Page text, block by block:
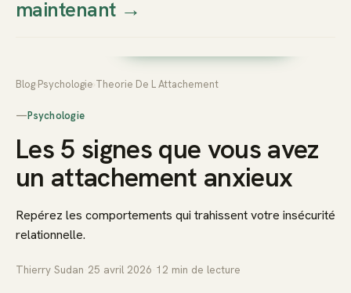
Thierry
Prendre rendez-vous dès
maintenant→
Blog Psychologie Theorie De L Attachement
—Psychologie
Les 5 signes que vous avez
un attachement anxieux
Repérez les comportements qui trahissent votre insécurité
relationnelle.
Thierry Sudan 25 avril 2026 12 min de lecture